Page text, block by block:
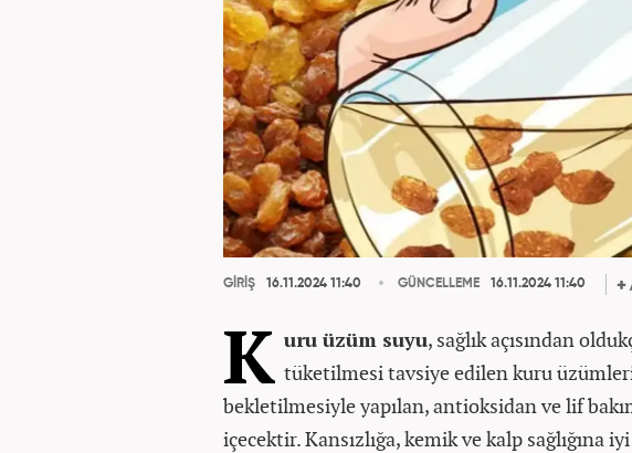
GİRİŞ 16.11.2024 11:40 GÜNCELLEME 16.11.2024 11:40
K uru üzüm suyu, sağlık açısından
tüketilmesi tavsiye edilen kuru
bekletilmesiyle yapılan, antioksidan ve lif
içecektir. Kansızlığa, kemik ve kalp sağlığına